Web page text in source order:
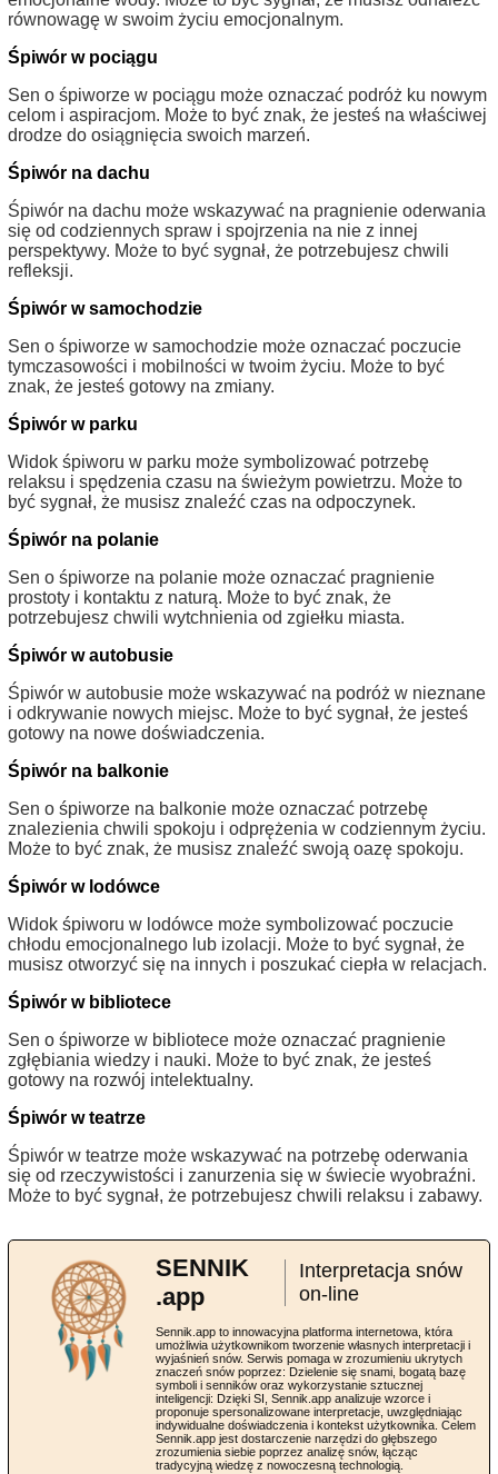
równowagę w swoim życiu emocjonalnym.
Śpiwór w pociągu
Sen o śpiworze w pociągu może oznaczać podróż ku nowym
celom i aspiracjom. Może to być znak, że jesteś na właściwej
drodze do osiągnięcia swoich marzeń.
Śpiwór na dachu
Śpiwór na dachu może wskazywać na pragnienie oderwania
się od codziennych spraw i spojrzenia na nie z innej
perspektywy. Może to być sygnał, że potrzebujesz chwili
refleksji.
Śpiwór w samochodzie
Sen o śpiworze w samochodzie może oznaczać poczucie
tymczasowości i mobilności w twoim życiu. Może to być
znak, że jesteś gotowy na zmiany.
Śpiwór w parku
Widok śpiworu w parku może symbolizować potrzebę
relaksu i spędzenia czasu na świeżym powietrzu. Może to
być sygnał, że musisz znaleźć czas na odpoczynek.
Śpiwór na polanie
Sen o śpiworze na polanie może oznaczać pragnienie
prostoty i kontaktu z naturą. Może to być znak, że
potrzebujesz chwili wytchnienia od zgiełku miasta.
Śpiwór w autobusie
Śpiwór w autobusie może wskazywać na podróż w nieznane
i odkrywanie nowych miejsc. Może to być sygnał, że jesteś
gotowy na nowe doświadczenia.
Śpiwór na balkonie
Sen o śpiworze na balkonie może oznaczać potrzebę
znalezienia chwili spokoju i odprężenia w codziennym życiu.
Może to być znak, że musisz znaleźć swoją oazę spokoju.
Śpiwór w lodówce
Widok śpiworu w lodówce może symbolizować poczucie
chłodu emocjonalnego lub izolacji. Może to być sygnał, że
musisz otworzyć się na innych i poszukać ciepła w relacjach.
Śpiwór w bibliotece
Sen o śpiworze w bibliotece może oznaczać pragnienie
zgłębiania wiedzy i nauki. Może to być znak, że jesteś
gotowy na rozwój intelektualny.
Śpiwór w teatrze
Śpiwór w teatrze może wskazywać na potrzebę oderwania
się od rzeczywistości i zanurzenia się w świecie wyobraźni.
Może to być sygnał, że potrzebujesz chwili relaksu i zabawy.
SENNIK
.app
Interpretacja snów
on-line
Sennik.app to innowacyjna platforma internetowa, która
umożliwia użytkownikom tworzenie własnych interpretacji i
wyjaśnień snów. Serwis pomaga w zrozumieniu ukrytych
znaczeń snów poprzez: Dzielenie się snami, bogatą bazę
symboli i senników oraz wykorzystanie sztucznej
inteligencji: Dzięki SI, Sennik.app analizuje wzorce i
proponuje spersonalizowane interpretacje, uwzględniając
indywidualne doświadczenia i kontekst użytkownika. Celem
Sennik.app jest dostarczenie narzędzi do głębszego
zrozumienia siebie poprzez analizę snów, łącząc
tradycyjną wiedzę z nowoczesną technologią.